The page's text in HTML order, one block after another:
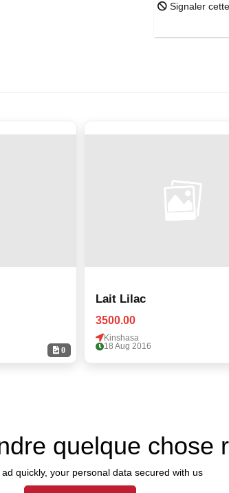
Signaler
0
Lait Lilac
3500.00
Kinshasa
18 Aug 2016
quelque chose
ad quickly, your personal data secured with us